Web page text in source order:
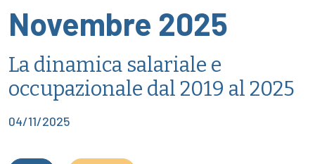
Novembre 2025
La dinamica salariale e
occupazionale dal 2019 al 2025
04/11/2025